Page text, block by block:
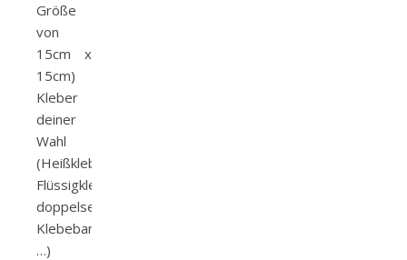
Größe
von
15cm x
15cm)
Kleber
deiner
Wahl
(Heißkleber,
Flüssigkleber,
doppelseitiges
Klebeband,
…)